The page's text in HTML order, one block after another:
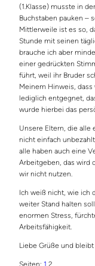
(1.Klasse) musste in
Buchstaben pauken –
Mittlerweile ist es so,
Stunde mit seinen
brauche ich aber
einer gedrückten
führt, weil ihr Bruder
Meinem Hinweis,
lediglich entgegnet,
wurde hierbei das
Unsere Eltern, die alle
nicht einfach
alle haben auch eine
Arbeitgeben, das wird
wir nicht nutzen.
Ich weiß nicht, wie ich
weiter Stand halten
enormen Stress,
Arbeitsfähigkeit.
Liebe Grüße und
Seiten: 1 2